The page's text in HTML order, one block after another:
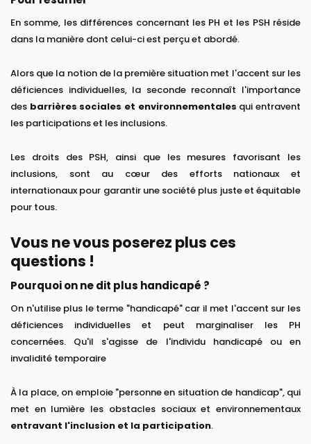
En somme, les différences concernant les PH et les PSH réside
dans la manière dont celui-ci est perçu et abordé.
Alors que la notion de la première situation met l'accent sur les
déficiences individuelles, la seconde reconnaît l'importance
des barrières sociales et environnementales qui entravent
les participations et les inclusions.
Les droits des PSH, ainsi que les mesures favorisant les
inclusions, sont au cœur des efforts nationaux et
internationaux pour garantir une société plus juste et équitable
pour tous.
Vous ne vous poserez plus ces
questions !
Pourquoi on ne dit plus handicapé ?
On n'utilise plus le terme "handicapé" car il met l'accent sur les
déficiences individuelles et peut marginaliser les PH
concernées. Qu'il s'agisse de l'individu handicapé ou en
invalidité temporaire
À la place, on emploie "personne en situation de handicap", qui
met en lumière les obstacles sociaux et environnementaux
entravant l'inclusion et la participation.